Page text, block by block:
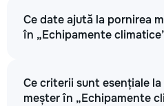
Ce date ajută la pornirea
în „Echipamente
Ce criterii sunt esențiale la
meșter în „Echipamente